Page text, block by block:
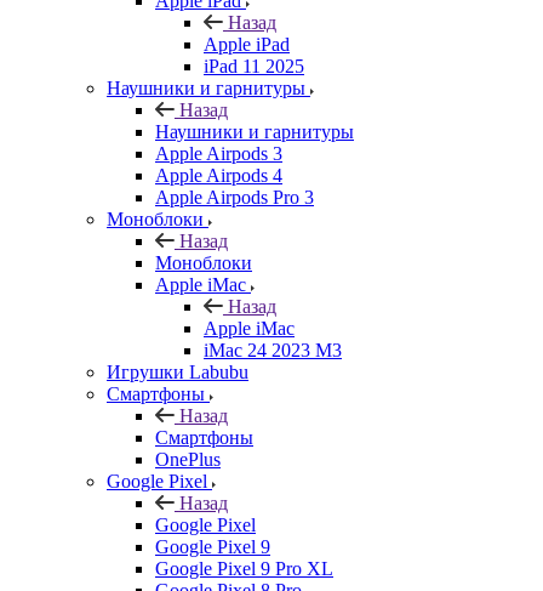
Назад
Apple iPad
iPad 11 2025
Наушники и гарнитуры
Назад
Наушники и гарнитуры
Apple Airpods 3
Apple Airpods 4
Apple Airpods Pro 3
Моноблоки
Назад
Моноблоки
Apple iMac
Назад
Apple iMac
iMac 24 2023 M3
Игрушки Labubu
Смартфоны
Назад
Смартфоны
OnePlus
Google Pixel
Назад
Google Pixel
Google Pixel 9
Google Pixel 9 Pro XL